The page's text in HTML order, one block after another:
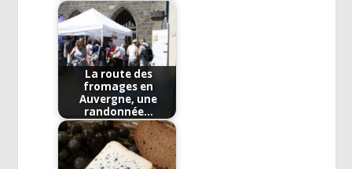
La route des
fromages en
Auvergne, une
randonnée…